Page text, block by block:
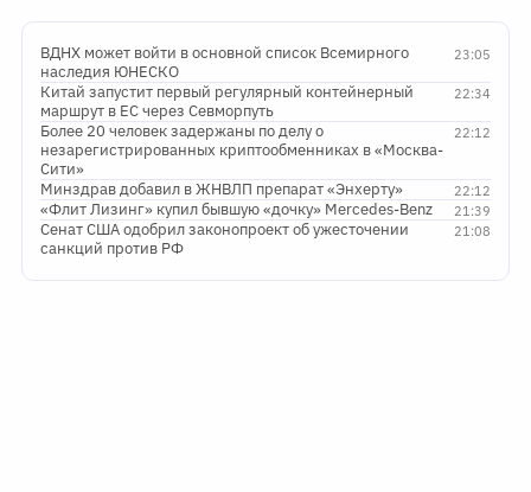
23:05
ВДНХ может войти в основной список Всемирного
наследия ЮНЕСКО
22:34
Китай запустит первый регулярный контейнерный
маршрут в ЕС через Севморпуть
22:12
Более 20 человек задержаны по делу о
незарегистрированных криптообменниках в «Москва-
Сити»
22:12
Минздрав добавил в ЖНВЛП препарат «Энхерту»
21:39
«Флит Лизинг» купил бывшую «дочку» Mercedes-Benz
21:08
Сенат США одобрил законопроект об ужесточении
санкций против РФ